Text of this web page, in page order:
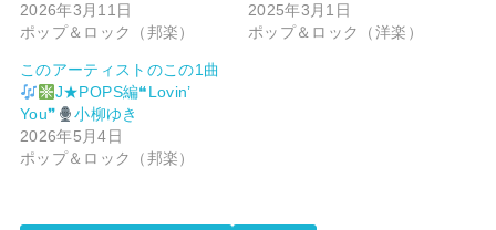
2026年3月11日
ポップ＆ロック（邦楽）
2025年3月1日
ポップ＆ロック（洋楽）
このアーティストのこの1曲
J★POPS編❝Lovin’
You❞
小柳ゆき
2026年5月4日
ポップ＆ロック（邦楽）